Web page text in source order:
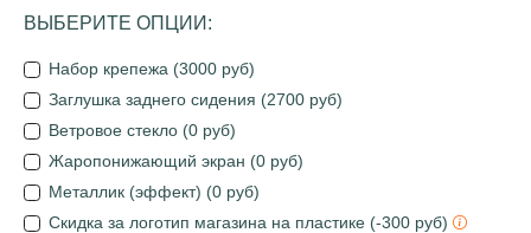
ВЫБЕРИТЕ ОПЦИИ:
Набор крепежа (3000 руб)
Заглушка заднего сидения (2700 руб)
Ветровое стекло (0 руб)
Жаропонижающий экран (0 руб)
Металлик (эффект) (0 руб)
Скидка за логотип магазина на пластике (-300 руб)